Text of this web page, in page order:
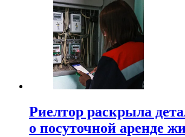
Риелтор раскрыла
о посуточной аренде